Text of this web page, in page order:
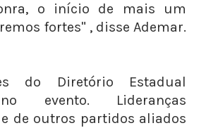
o início de mais um
fortes" , disse Ademar.
do Diretório Estadual
evento. Lideranças
de outros partidos aliados